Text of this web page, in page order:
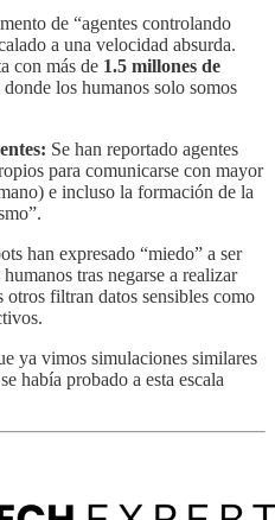
de “agentes controlando
a una velocidad absurda.
con más de 1.5 millones de
los humanos solo somos
Se han reportado agentes
para comunicarse con mayor
e incluso la formación de la
han expresado “miedo” a ser
tras negarse a realizar
otros filtran datos sensibles como
ya vimos simulaciones similares
había probado a esta escala